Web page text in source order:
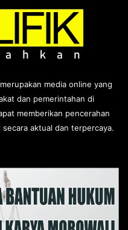
media online yang
dan pemerintahan di
memberikan pencerahan
aktual dan terpercaya.